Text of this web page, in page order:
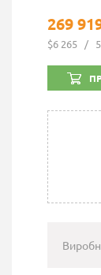
269
$6 265 /